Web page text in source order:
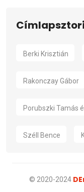
Címlapsztori
Berki Krisztián
Rakonczay Gábor
Porubszki Tamás
Széll Bence
© 2020-2024